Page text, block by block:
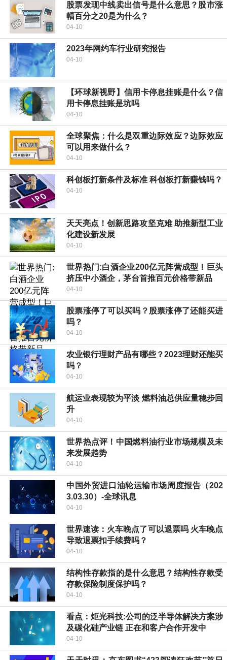
股票发现中线卖出信号是什么意思？股市涨
幅百分之20是为什么？
04-10
2023年网约车行业研究报告
04-10
【环球新视野】信用卡停息挂账是什么？信
用卡停息挂账是坑吗
04-10
全球聚焦：什么是双重边际效应？边际效应
可以用来做什么？
04-10
科创板打新条件及标准 科创板打新赚钱吗？
04-10
天天亮点！创新思路攻坚克难 助推新型工业
化建设新发展
04-10
世界热门:白酒企业200亿元阵营成型！巨头
挤压中小酒企，茅台首推百元价格带新品
04-10
股票涨停了可以买吗？股票涨停了还能买进
吗？
04-10
农业银行理财产品有哪些？2023理财还能买
吗？
04-10
航运业表现较为平淡 燃料油总供应量稳步回
升
04-10
世界热点评！中国燃料油行业市场规模及未
来发展趋势
04-10
中国外贸进口油轮运输市场周度报告（202
3.03.30）-全球讯息
04-10
世界速读：火车晚点了可以退票吗 火车晚点
导致退票扣手续费吗？
04-10
结构性存款指的是什么意思？结构性存款受
存款保险制度保护吗？
04-10
看点：炬光科技:公司的泛半导体解决方案涉
及碳化硅产业链 正在和客户合作开发中
04-10